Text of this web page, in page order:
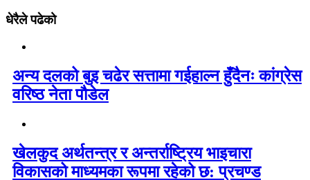
धेरैले पढेको
अन्य दलको बुइ चढेर सत्तामा गईहाल्न हुँदैनः कांग्रेस
वरिष्ठ नेता पौडेल
खेलकुद अर्थतन्त्र र अन्तर्राष्ट्रिय भाइचारा
विकासको माध्यमका रूपमा रहेको छ: प्रचण्ड